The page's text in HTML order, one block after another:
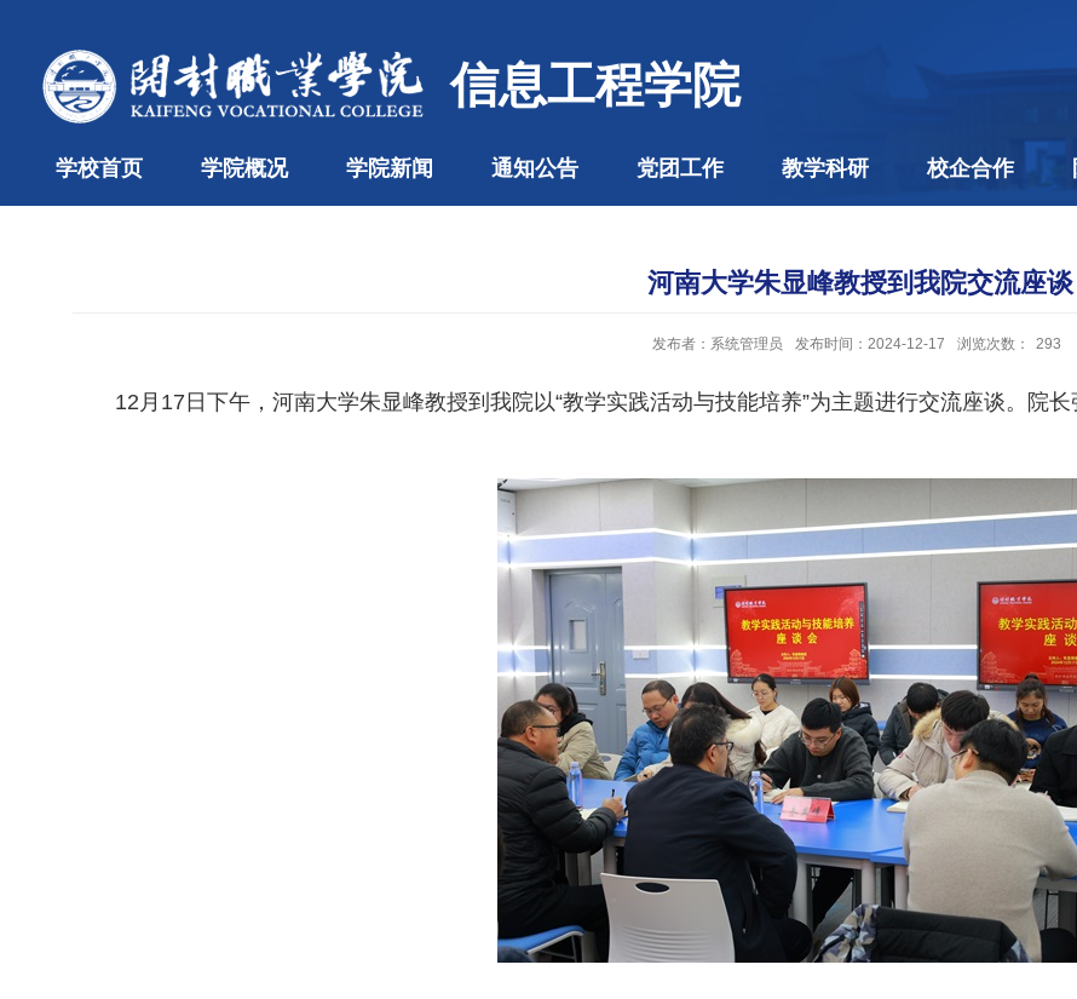
信息工程学院
学校首页 学院概况 学院新闻 通知公告 党团工作 教学科研 校企合作
河南大学朱显峰教授到我院交流座谈
发布者：系统管理员 发布时间：2024-12-17 浏览次数： 293
12月17日下午，河南大学朱显峰教授到我院以“教学实践活动与技能培养”为主题进行交流座谈。院长